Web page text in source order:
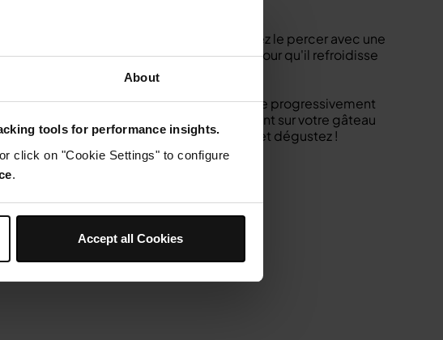
About
tools for performance insights.
click on "Cookie Settings" to configure
.
Accept all Cookies
minutes, ou jusqu'à ce que vous puissiez le percer avec une
un peu, puis transférez-le sur une grille pour qu'il refroidisse
végétalien et ajoutez le sucre glace progressivement
la cannelle et étalez généreusement sur votre gâteau
ou des garnitures de votre choix et dégustez !